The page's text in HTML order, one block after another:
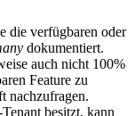
die verfügbaren oder
dokumentiert.
auch nicht 100%
Feature zu
nachzufragen.
Tenant besitzt, kann